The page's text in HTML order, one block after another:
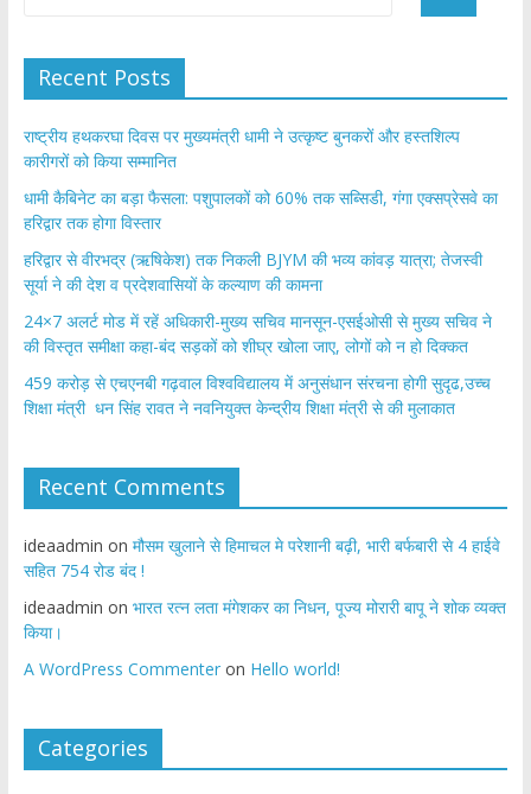
Recent Posts
राष्ट्रीय हथकरघा दिवस पर मुख्यमंत्री धामी ने उत्कृष्ट बुनकरों और हस्तशिल्प
कारीगरों को किया सम्मानित
​धामी कैबिनेट का बड़ा फैसला: पशुपालकों को 60% तक सब्सिडी, गंगा एक्सप्रेसवे का
हरिद्वार तक होगा विस्तार
​हरिद्वार से वीरभद्र (ऋषिकेश) तक निकली BJYM की भव्य कांवड़ यात्रा; तेजस्वी
सूर्या ने की देश व प्रदेशवासियों के कल्याण की कामना
24×7 अलर्ट मोड में रहें अधिकारी-मुख्य सचिव मानसून-एसईओसी से मुख्य सचिव ने
की विस्तृत समीक्षा कहा-बंद सड़कों को शीघ्र खोला जाए, लोगों को न हो दिक्कत
459 करोड़ से एचएनबी गढ़वाल विश्वविद्यालय में अनुसंधान संरचना होगी सुदृढ,उच्च
शिक्षा मंत्री धन सिंह रावत ने नवनियुक्त केन्द्रीय शिक्षा मंत्री से की मुलाकात
Recent Comments
ideaadmin on मौसम खुलाने से हिमाचल मे परेशानी बढ़ी, भारी बर्फबारी से 4 हाईवे
सहित 754 रोड बंद !
ideaadmin on भारत रत्न लता मंगेशकर का निधन, पूज्य मोरारी बापू ने शोक व्यक्त
किया।
A WordPress Commenteron Hello world!
Categories